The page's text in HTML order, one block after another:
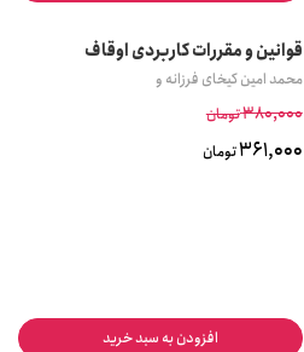
قوانین و مقررات کاربردی اوقاف
محمد امین کیخای فرزانه و
380,000تومان
361,000تومان
افزودن به سبد خرید